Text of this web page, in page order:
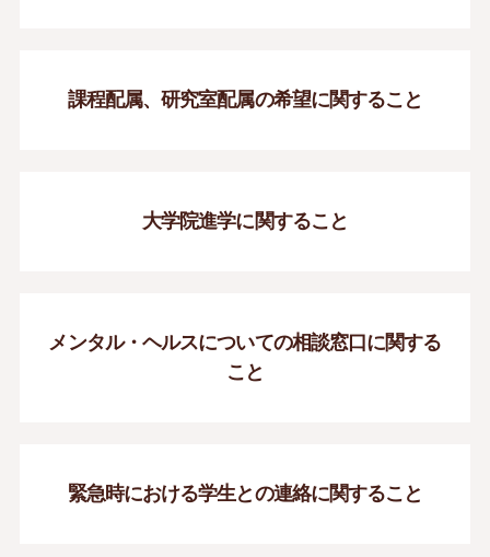
課程配属、研究室配属の希望に関すること
大学院進学に関すること
メンタル・ヘルスについての相談窓口に関する
こと
緊急時における学生との連絡に関すること